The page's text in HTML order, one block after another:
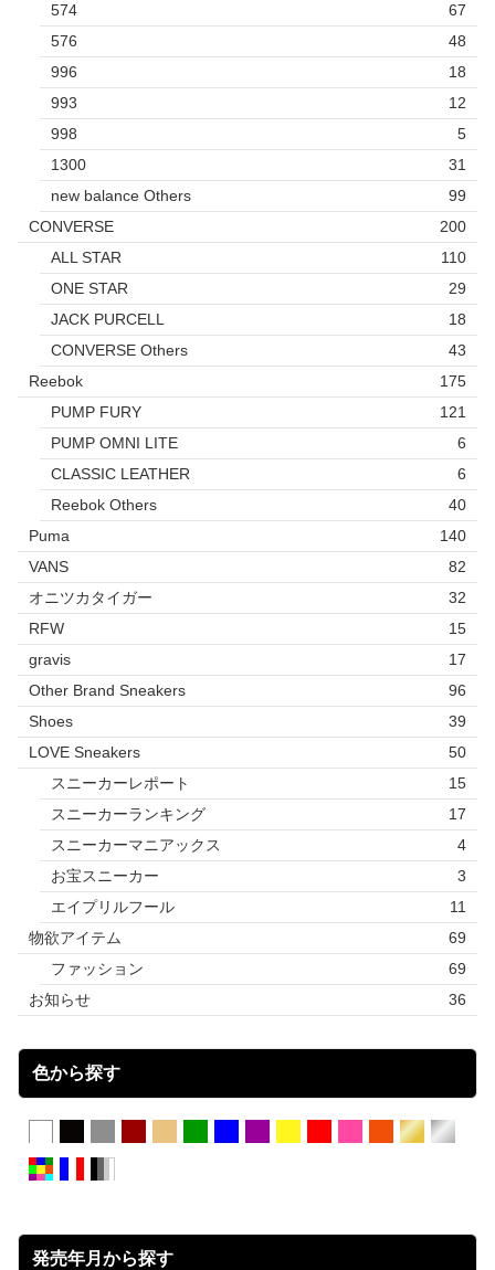
574
67
576
48
996
18
993
12
998
5
1300
31
new balance Others
99
CONVERSE
200
ALL STAR
110
ONE STAR
29
JACK PURCELL
18
CONVERSE Others
43
Reebok
175
PUMP FURY
121
PUMP OMNI LITE
6
CLASSIC LEATHER
6
Reebok Others
40
Puma
140
VANS
82
オニツカタイガー
32
RFW
15
gravis
17
Other Brand Sneakers
96
Shoes
39
LOVE Sneakers
50
スニーカーレポート
15
スニーカーランキング
17
スニーカーマニアックス
4
お宝スニーカー
3
エイプリルフール
11
物欲アイテム
69
ファッション
69
お知らせ
36
色から探す
発売年月から探す